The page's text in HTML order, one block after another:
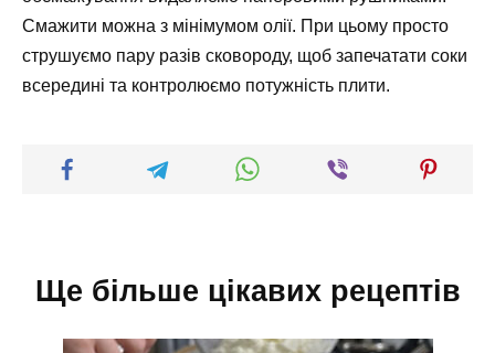
Смажити можна з мінімумом олії. При цьому просто
струшуємо пару разів сковороду, щоб запечатати соки
всередині та контролюємо потужність плити.
Ще більше цікавих рецептів